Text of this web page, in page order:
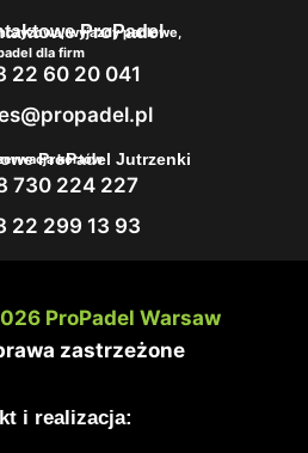
ProPadel
wyjazdy padlowe,
dla firm
22 60 20 041
ProPadel Jutrzenki
kortów
730 224 227
22 299 13 93
ProPadel Warsaw
zastrzeżone
i realizacja: